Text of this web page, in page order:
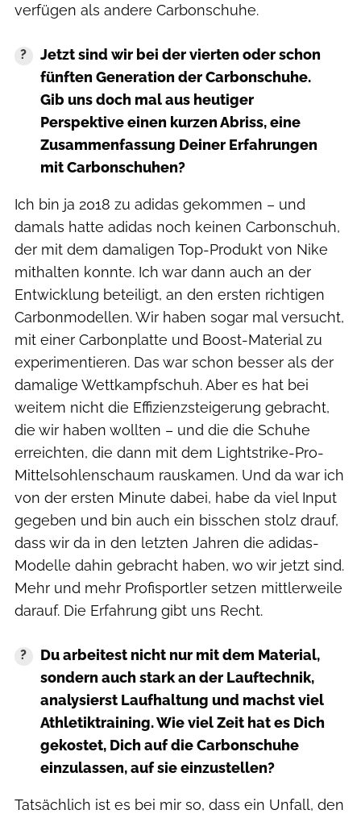
verfügen als andere Carbonschuhe.
Jetzt sind wir bei der vierten oder schon
fünften Generation der Carbonschuhe.
Gib uns doch mal aus heutiger
Perspektive einen kurzen Abriss, eine
Zusammenfassung Deiner Erfahrungen
mit Carbonschuhen?
Ich bin ja 2018 zu adidas gekommen – und
damals hatte adidas noch keinen Carbonschuh,
der mit dem damaligen Top-Produkt von Nike
mithalten konnte. Ich war dann auch an der
Entwicklung beteiligt, an den ersten richtigen
Carbonmodellen. Wir haben sogar mal versucht,
mit einer Carbonplatte und Boost-Material zu
experimentieren. Das war schon besser als der
damalige Wettkampfschuh. Aber es hat bei
weitem nicht die Effizienzsteigerung gebracht,
die wir haben wollten – und die die Schuhe
erreichten, die dann mit dem Lightstrike-Pro-
Mittelsohlenschaum rauskamen. Und da war ich
von der ersten Minute dabei, habe da viel Input
gegeben und bin auch ein bisschen stolz drauf,
dass wir da in den letzten Jahren die adidas-
Modelle dahin gebracht haben, wo wir jetzt sind.
Mehr und mehr Profisportler setzen mittlerweile
darauf. Die Erfahrung gibt uns Recht.
Du arbeitest nicht nur mit dem Material,
sondern auch stark an der Lauftechnik,
analysierst Laufhaltung und machst viel
Athletiktraining. Wie viel Zeit hat es Dich
gekostet, Dich auf die Carbonschuhe
einzulassen, auf sie einzustellen?
Tatsächlich ist es bei mir so, dass ein Unfall, den